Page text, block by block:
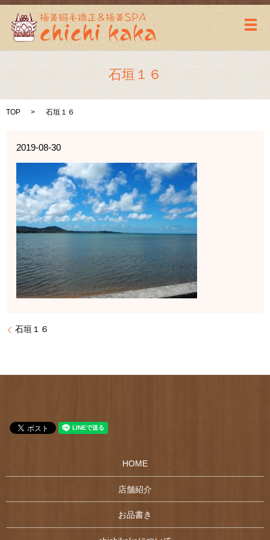
メ
石垣１６
TOP 石垣１６
2019-08-30
石垣１６
HOME
店舗紹介
お品書き